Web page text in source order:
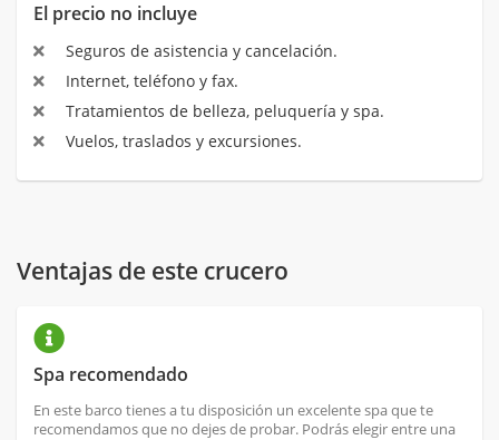
El precio no incluye
Seguros de asistencia y cancelación.
Internet, teléfono y fax.
Tratamientos de belleza, peluquería y spa.
Vuelos, traslados y excursiones.
Ventajas de este crucero
Spa recomendado
En este barco tienes a tu disposición un excelente spa que te
recomendamos que no dejes de probar. Podrás elegir entre una